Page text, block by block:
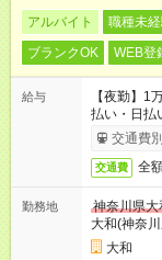
アルバイト 職種未
ブランクOK
WEB登
給与
【夜勤】1
払い・日払
交通費
交通費 全
勤務地
神奈川県大
大和(神奈
大和